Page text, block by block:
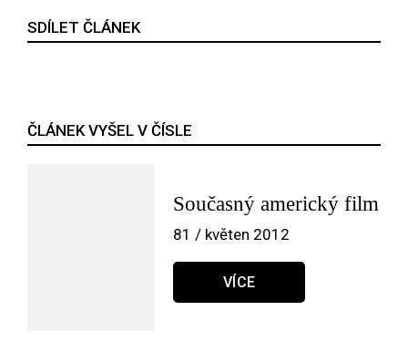
SDÍLET ČLÁNEK
ČLÁNEK VYŠEL V ČÍSLE
Současný americký film
81 / květen 2012
VÍCE